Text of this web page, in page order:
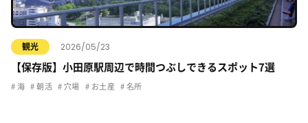
観光 2026/05/23
【保存版】小田原駅周辺で時間つぶしできるスポット7選
海 朝活 穴場 お土産 名所